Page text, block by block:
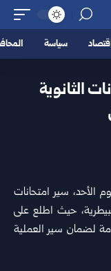
سياسة
الثانوية
الأحد، سير ‏امتحانات
‌‏حيث اطلع على
‏لضمان سير العملية